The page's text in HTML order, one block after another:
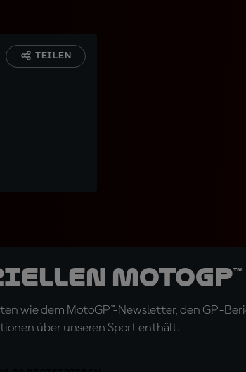
TEILEN
wie dem MotoGP™-Newsletter, den GP-
über unseren Sport enthält.